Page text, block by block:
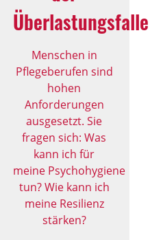
Überlastungsfalle
Menschen in
Pflegeberufen sind
hohen
Anforderungen
ausgesetzt. Sie
fragen sich: Was
kann ich für
meine Psychohygiene
tun? Wie kann ich
meine Resilienz
stärken?